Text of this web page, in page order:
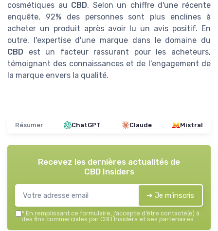
cosmétiques au CBD. Selon un chiffre d'une récente
enquête, 92% des personnes sont plus enclines à
acheter un produit après avoir lu un avis positif. En
outre, l'expertise d'une marque dans le domaine du
CBD est un facteur rassurant pour les acheteurs,
témoignant des connaissances et de l'engagement de
la marque envers la qualité.
Résumer ChatGPT Claude Mistral
Recevez les dernières actualités de
CBD Insiders
➔ Je m'inscris
* En remplissant ce formulaire, j’accepte d’être contacté(e) à
des fins commerciales par CBD Insiders et ses partenaires.